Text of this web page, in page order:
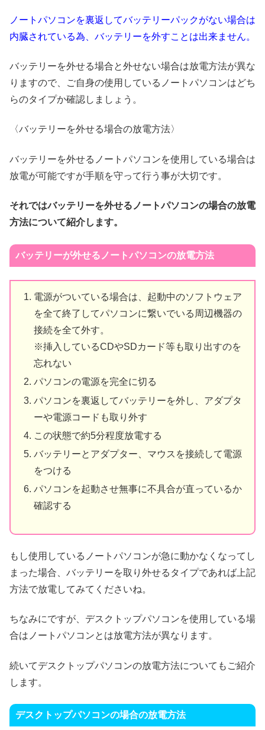
ノートパソコンを裏返してバッテリーパックがない場合は
内臓されている為、バッテリーを外すことは出来ません。
バッテリーを外せる場合と外せない場合は放電方法が異な
りますので、ご自身の使用しているノートパソコンはどち
らのタイプか確認しましょう。
〈バッテリーを外せる場合の放電方法〉
バッテリーを外せるノートパソコンを使用している場合は
放電が可能ですが手順を守って行う事が大切です。
それではバッテリーを外せるノートパソコンの場合の放電
方法について紹介します。
バッテリーが外せるノートパソコンの放電方法
電源がついている場合は、起動中のソフトウェア
を全て終了してパソコンに繋いでいる周辺機器の
接続を全て外す。
※挿入しているCDやSDカード等も取り出すのを
忘れない
パソコンの電源を完全に切る
パソコンを裏返してバッテリーを外し、アダプタ
ーや電源コードも取り外す
この状態で約5分程度放電する
バッテリーとアダプター、マウスを接続して電源
をつける
パソコンを起動させ無事に不具合が直っているか
確認する
もし使用しているノートパソコンが急に動かなくなってし
まった場合、バッテリーを取り外せるタイプであれば上記
方法で放電してみてくださいね。
ちなみにですが、デスクトップパソコンを使用している場
合はノートパソコンとは放電方法が異なります。
続いてデスクトップパソコンの放電方法についてもご紹介
します。
デスクトップパソコンの場合の放電方法